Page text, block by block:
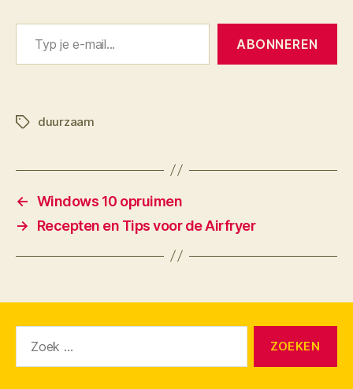
Typ je e-mail...
ABONNEREN
Tagsduurzaam
← Windows 10 opruimen
→
Recepten en Tips voor de Airfryer
naar: